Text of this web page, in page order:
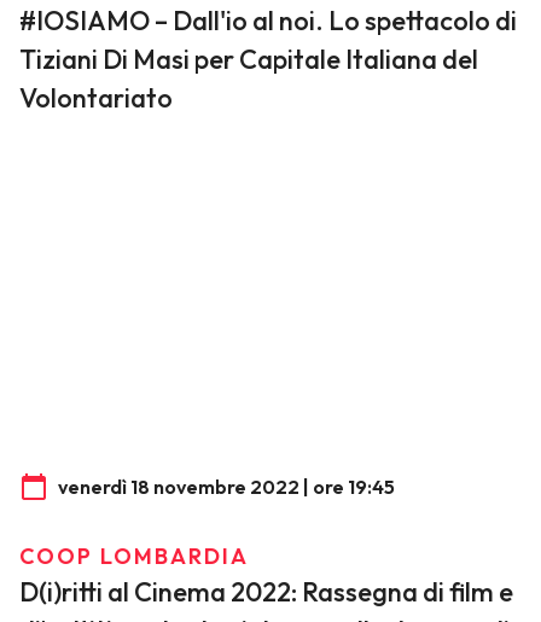
#IOSIAMO – Dall'io al noi. Lo spettacolo di
Tiziani Di Masi per Capitale Italiana del
Volontariato
venerdì 18 novembre 2022 | ore 19:45
COOP LOMBARDIA
D(i)ritti al Cinema 2022: Rassegna di film e